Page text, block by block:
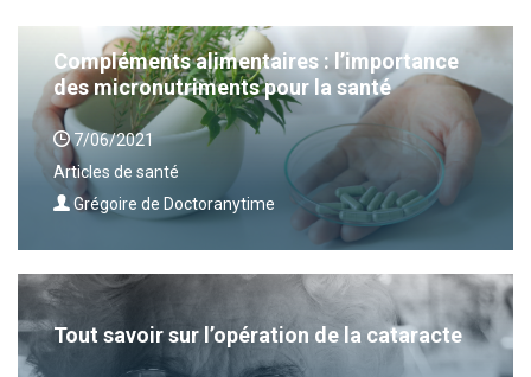
Compléments alimentaires : l’importance
des micronutriments pour la santé
7/06/2021
Articles de santé
Grégoire de Doctoranytime
Tout savoir sur l’opération de la cataracte